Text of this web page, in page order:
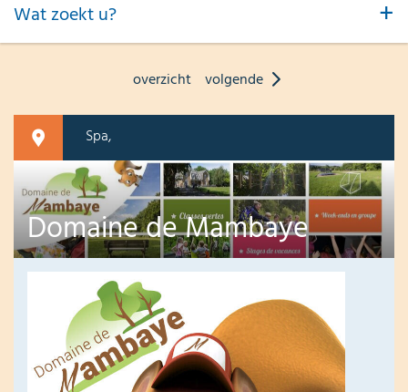
Wat zoekt u?
overzicht volgende
Spa,
Domaine de Mambaye